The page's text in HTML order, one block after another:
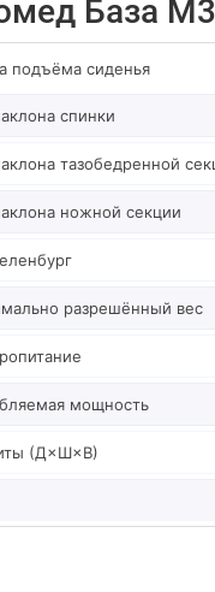
База М3
подъёма сиденья
спинки
тазобедренной
ножной секции
разрешённый вес
мощность
(Д×Ш×В)